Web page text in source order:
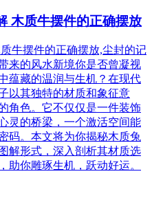
木质牛摆件的正确摆放
牛摆件的正确摆放,尘封的记
的风水新境你是否曾凝视
蕴藏的温润与生机？在现代
以其独特的材质和象征意
角色。它不仅仅是一件装饰
灵的桥梁，一个激活空间能
码。本文将为你揭秘木质兔
解形式，深入剖析其材质选
助你雕琢生机，跃动好运。